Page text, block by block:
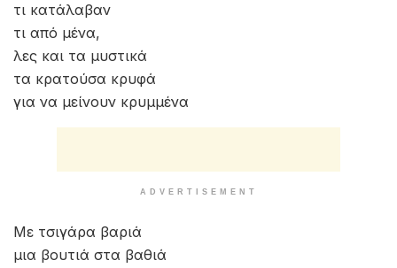
τι κατάλαβαν
τι από μένα,
λες και τα μυστικά
τα κρατούσα κρυφά
για να μείνουν κρυμμένα
ADVERTISEMENT
Με τσιγάρα βαριά
μια βουτιά στα βαθιά